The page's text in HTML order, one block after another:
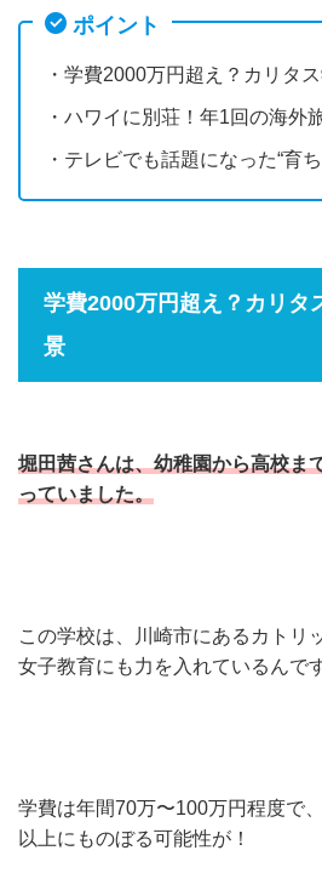
ポイント
・学費2000万円超え？カリタ
・ハワイに別荘！年1回の海外
・テレビでも話題になった“育
学費2000万円超え？カリタ
景
堀田茜さんは、幼稚園から高校ま
っていました。
この学校は、川崎市にあるカトリ
女子教育にも力を入れているんです
学費は年間70万〜100万円程度で
以上にものぼる可能性が！